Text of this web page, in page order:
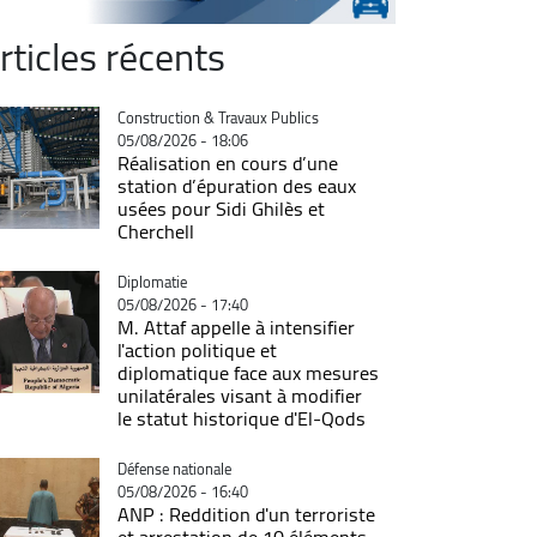
récents
Catégorie
Construction & Travaux Publics
05/08/2026 - 18:06
Réalisation en cours d’une
station d’épuration des eaux
usées pour Sidi Ghilès et
Cherchell
Catégorie
Diplomatie
05/08/2026 - 17:40
M. Attaf appelle à intensifier
l'action politique et
diplomatique face aux mesures
unilatérales visant à modifier
le statut historique d'El-Qods
Catégorie
Défense nationale
05/08/2026 - 16:40
ANP : Reddition d'un terroriste